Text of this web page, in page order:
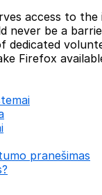
access to
never be a
dedicated
Firefox
pranešimas